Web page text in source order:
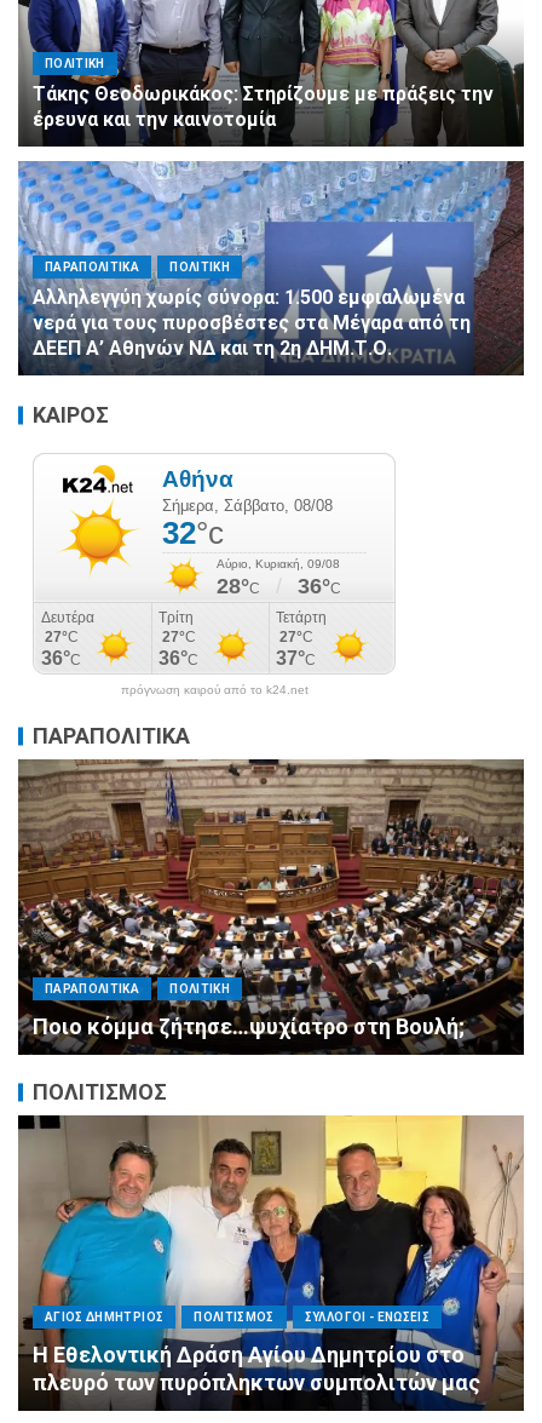
ΠΟΛΙΤΙΚΗ
Τάκης Θεοδωρικάκος: Στηρίζουμε με πράξεις την
έρευνα και την καινοτομία
ΠΑΡΑΠΟΛΙΤΙΚΑ ΠΟΛΙΤΙΚΗ
Αλληλεγγύη χωρίς σύνορα: 1.500 εμφιαλωμένα
νερά για τους πυροσβέστες στα Μέγαρα από τη
ΔΕΕΠ Α’ Αθηνών ΝΔ και τη 2η ΔΗΜ.Τ.Ο.
ΚΑΙΡΟΣ
πρόγνωση καιρού από το k24.net
ΠΑΡΑΠΟΛΙΤΙΚΑ
ΠΑΡΑΠΟΛΙΤΙΚΑ ΠΟΛΙΤΙΚΗ
Μητσοτάκης σε υπουργούς: Ξεχάστε τον
ανασχηματισμό, πιάστε δουλειά με 4
αυστηρές εντολές
ΠΟΛΙΤΙΣΜΟΣ
ΠΕΡΙΦΕΡΕΙΕΣ ΠΟΛΙΤΙΣΜΟΣ ΣΥΛΛΟΓΟΙ - ΕΝΩΣΕΙΣ
Η Αντιπεριφερειάρχης Εθελοντισμού Ευγενία
Μπαρμπαγιάννη στα πυρόπληκτα βουνά της
Αττικής: «Μεγάλη η ζημιά, τεράστια η
μεγαλοψυχία των Ελλήνων»